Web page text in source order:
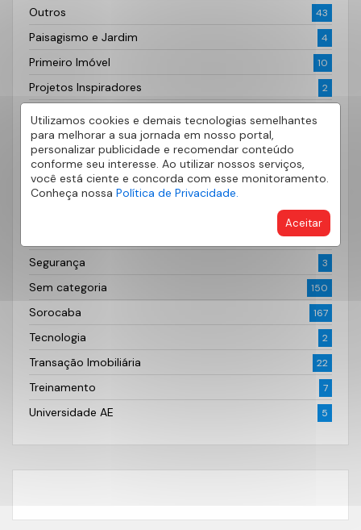
Utilizamos cookies e demais tecnologias semelhantes
para melhorar a sua jornada em nosso portal,
personalizar publicidade e recomendar conteúdo
conforme seu interesse. Ao utilizar nossos serviços,
você está ciente e concorda com esse monitoramento.
Conheça nossa Política de Privacidade.
Aceitar
Outros 43
Paisagismo e Jardim 4
Primeiro Imóvel 10
Projetos Inspiradores 2
Quero Anunciar
Quero Comprar
Realiza AE Seguros
5
2
Segurança 3
Sem categoria 150
Sorocaba 167
Tecnologia 2
Transação Imobiliária 22
Treinamento 7
Universidade AE 5